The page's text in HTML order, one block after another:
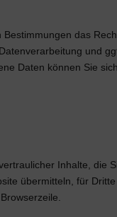
das
und
Daten können Sie
Inhalte, die
übermitteln, für